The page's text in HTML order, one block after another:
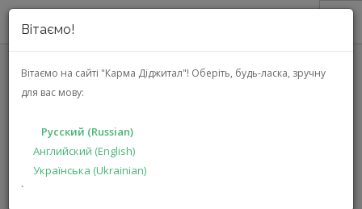
Вітаємо!
Вітаємо на сайті "Карма Діджитал"! Оберіть, будь-ласка, зручну
для вас мову:
Русский (Russian)
Английский (English)
Українська (Ukrainian)
`
О НАС
АКЦИИ
РЕШЕНИЯ
ПРОИЗВОДИТЕЛЯМ
ГЛАВНАЯ КАТАЛОГ